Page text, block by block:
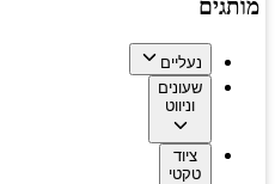
מותגים
נעליים
שעונים
וניווט
ציוד
טקטי